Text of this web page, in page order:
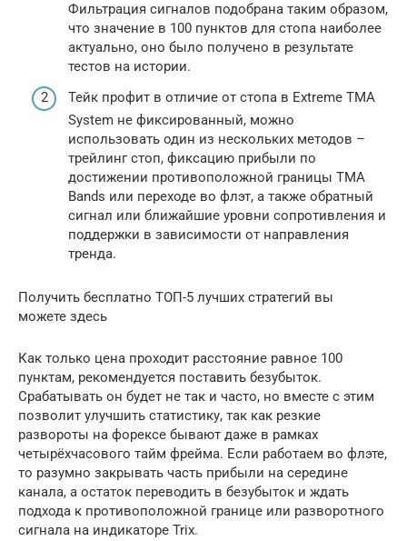
Фильтрация сигналов подобрана таким образом,
что значение в 100 пунктов для стопа наиболее
актуально, оно было получено в результате
тестов на истории.
Тейк профит в отличие от стопа в Extreme TMA
System не фиксированный, можно
использовать один из нескольких методов –
трейлинг стоп, фиксацию прибыли по
достижении противоположной границы TMA
Bands или переходе во флэт, а также обратный
сигнал или ближайшие уровни сопротивления и
поддержки в зависимости от направления
тренда.
Получить бесплатно ТОП-5 лучших стратегий вы
можете здесь
Как только цена проходит расстояние равное 100
пунктам, рекомендуется поставить безубыток.
Срабатывать он будет не так и часто, но вместе с этим
позволит улучшить статистику, так как резкие
развороты на форексе бывают даже в рамках
четырёхчасового тайм фрейма. Если работаем во флэте,
то разумно закрывать часть прибыли на середине
канала, а остаток переводить в безубыток и ждать
подхода к противоположной границе или разворотного
сигнала на индикаторе Trix.